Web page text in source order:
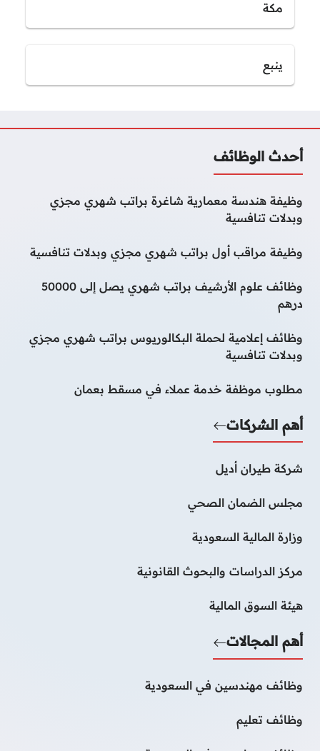
مكة
ينبع
أحدث الوظائف
وظيفة هندسة معمارية شاغرة براتب شهري مجزي
وبدلات تنافسية
وظيفة مراقب أول براتب شهري مجزي وبدلات تنافسية
وظائف علوم الأرشيف براتب شهري يصل إلى 50000
درهم
وظائف إعلامية لحملة البكالوريوس براتب شهري مجزي
وبدلات تنافسية
مطلوب موظفة خدمة عملاء في مسقط بعمان
أهم الشركات
شركة طيران أديل
مجلس الضمان الصحي
وزارة المالية السعودية
مركز الدراسات والبحوث القانونية
هيئة السوق المالية
أهم المجالات
وظائف مهندسين في السعودية
وظائف تعليم